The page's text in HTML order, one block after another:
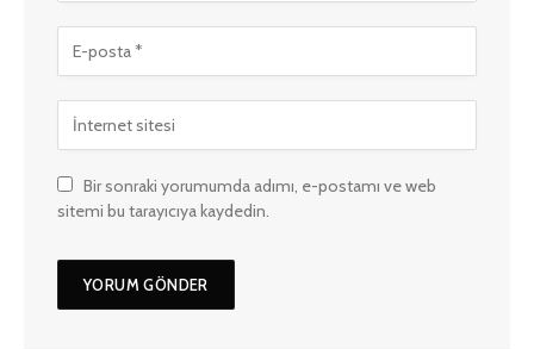
Bir sonraki yorumumda adımı, e-postamı ve web
sitemi bu tarayıcıya kaydedin.